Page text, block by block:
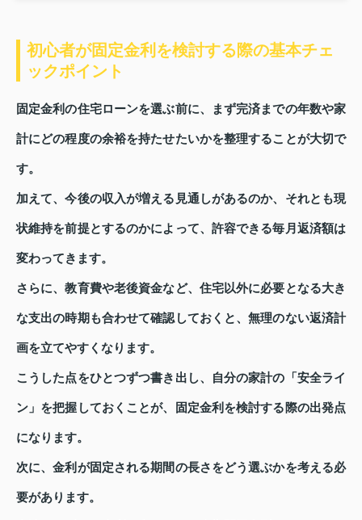
初心者が固定金利を検討する際の基本チェ
ックポイント
固定金利の住宅ローンを選ぶ前に、まず完済までの年数や家
計にどの程度の余裕を持たせたいかを整理することが大切で
す。
加えて、今後の収入が増える見通しがあるのか、それとも現
状維持を前提とするのかによって、許容できる毎月返済額は
変わってきます。
さらに、教育費や老後資金など、住宅以外に必要となる大き
な支出の時期も合わせて確認しておくと、無理のない返済計
画を立てやすくなります。
こうした点をひとつずつ書き出し、自分の家計の「安全ライ
ン」を把握しておくことが、固定金利を検討する際の出発点
になります。
次に、金利が固定される期間の長さをどう選ぶかを考える必
要があります。